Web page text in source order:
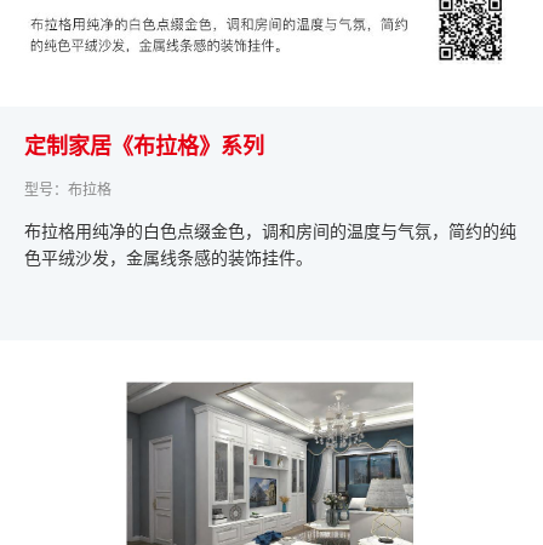
定制家居《布拉格》系列
型号：布拉格
布拉格用纯净的白色点缀金色，调和房间的温度与气氛，简约的纯
色平绒沙发，金属线条感的装饰挂件。